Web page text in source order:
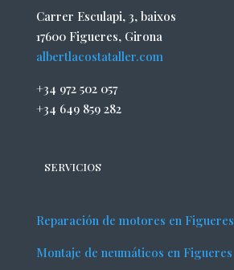
Carrer Esculapi, 3, baixos
17600 Figueres, Girona
albertlacostataller.com
+34 972 502 057
+34 649 859 282
SERVICIOS
Reparación de motores en Figueres
Montaje de neumáticos en Figueres